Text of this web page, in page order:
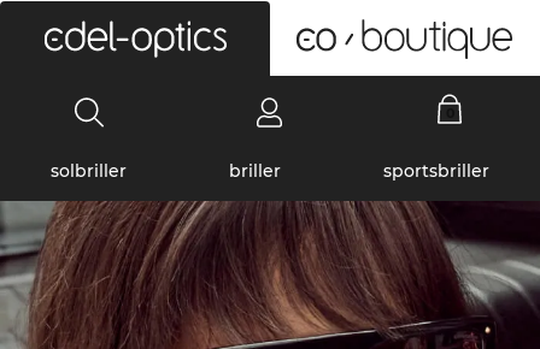
solbriller briller sportsbriller